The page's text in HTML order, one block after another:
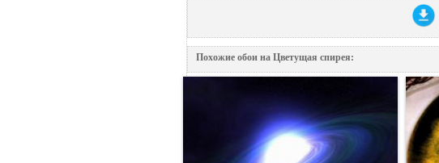
Похожие обои на Цветущая спирея: